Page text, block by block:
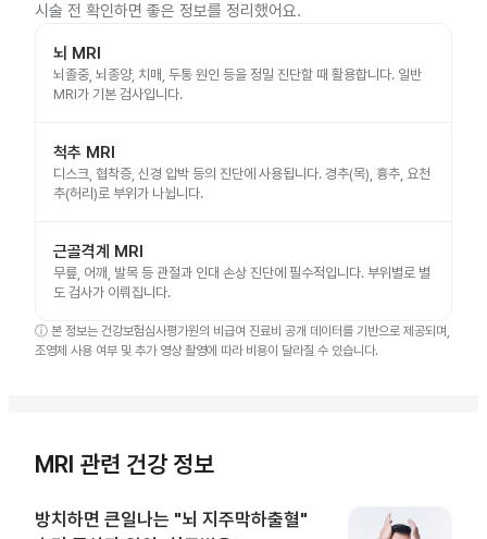
시술 전 확인하면 좋은 정보를 정리했어요.
뇌 MRI
뇌졸중, 뇌종양, 치매, 두통 원인 등을 정밀 진단할 때 활용합니다. 일반
MRI가 기본 검사입니다.
척추 MRI
디스크, 협착증, 신경 압박 등의 진단에 사용됩니다. 경추(목), 흉추, 요천
추(허리)로 부위가 나뉩니다.
근골격계 MRI
무릎, 어깨, 발목 등 관절과 인대 손상 진단에 필수적입니다. 부위별로 별
도 검사가 이뤄집니다.
ⓘ 본 정보는 건강보험심사평가원의 비급여 진료비 공개 데이터를 기반으로 제공되며,
조영제 사용 여부 및 추가 영상 촬영에 따라 비용이 달라질 수 있습니다.
MRI 관련 건강 정보
방치하면 큰일나는 "뇌 지주막하출혈"